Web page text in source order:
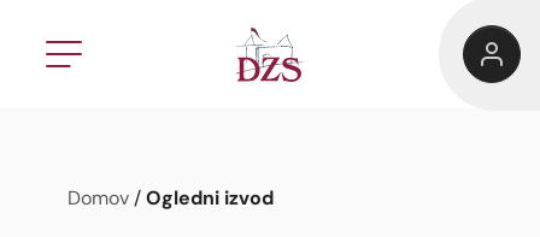
Domov / Ogledni izvod